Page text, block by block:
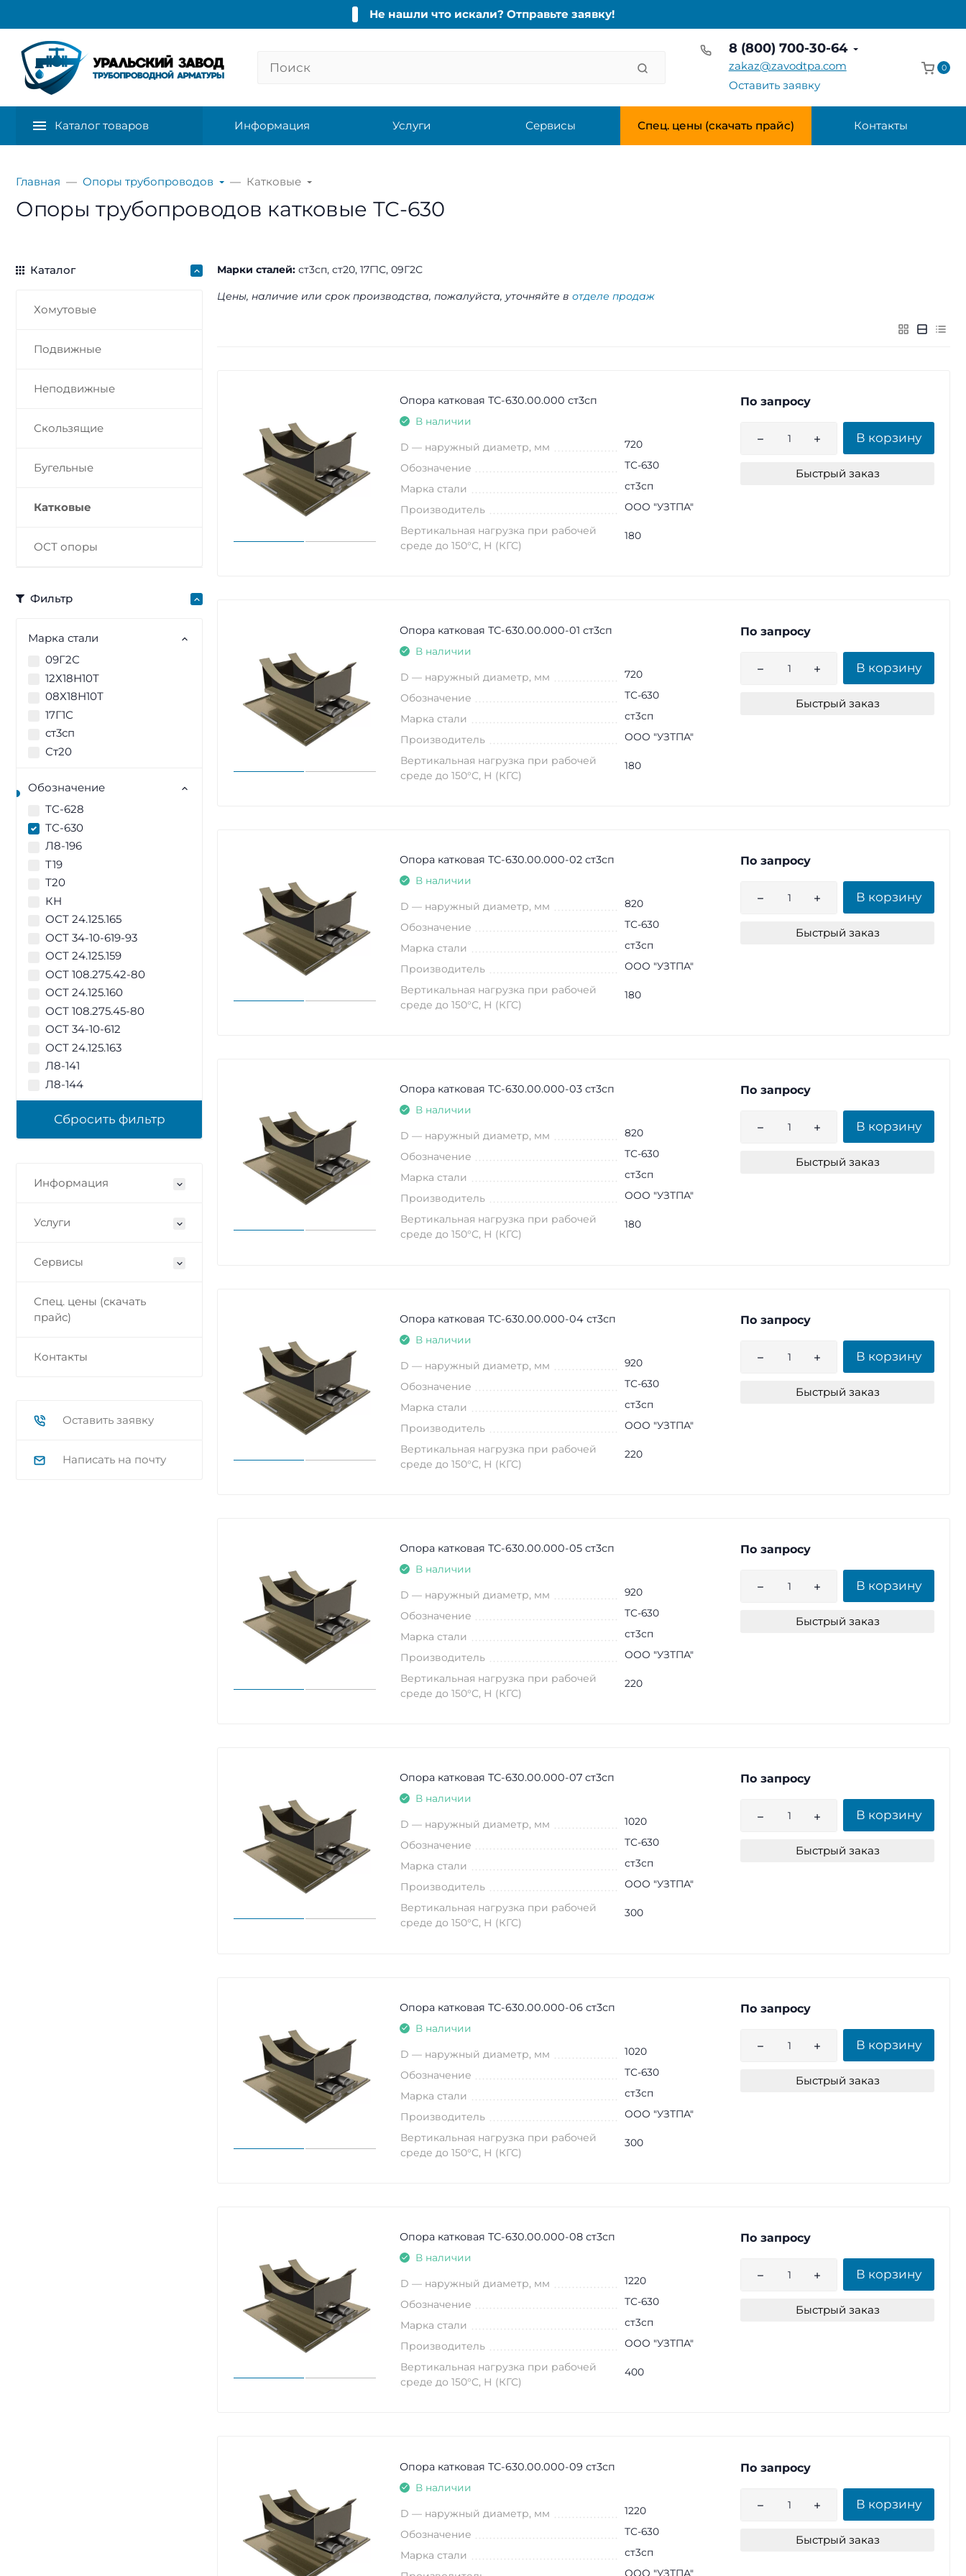
Не нашли что искали? Отправьте заявку!
8 (800) 700-30-64
zakaz@zavodtpa.com
Оставить заявку
0
Каталог товаров Информация Услуги Сервисы Спец. цены (скачать прайс) Контакты
Главная Опоры трубопроводов Катковые
Опоры трубопроводов катковые ТС-630
Каталог
Хомутовые
Подвижные
Неподвижные
Скользящие
Бугельные
Катковые
ОСТ опоры
Фильтр
Марка стали
09Г2С
12Х18Н10Т
08Х18Н10Т
17Г1С
ст3сп
Ст20
Обозначение
ТС-628
ТС-630
Л8-196
Т19
Т20
КН
ОСТ 24.125.165
ОСТ 34-10-619-93
ОСТ 24.125.159
ОСТ 108.275.42-80
ОСТ 24.125.160
ОСТ 108.275.45-80
ОСТ 34-10-612
ОСТ 24.125.163
Л8-141
Л8-144
Информация
Услуги
Сервисы
Спец. цены (скачать
прайс)
Контакты
Оставить заявку
Написать на почту
Марки сталей: ст3сп, ст20, 17Г1С, 09Г2С
Цены, наличие или срок производства, пожалуйста, уточняйте в отделе продаж
Опора катковая ТС-630.00.000 ст3сп
В наличии
D — наружный диаметр, мм 720
Обозначение ТС-630
Марка стали ст3сп
Производитель ООО "УЗТПА"
Вертикальная нагрузка при рабочей
среде до 150°C, Н (КГС)
180
По запросу
В корзину
Быстрый заказ
Опора катковая ТС-630.00.000-01 ст3сп
В наличии
D — наружный диаметр, мм 720
Обозначение ТС-630
Марка стали ст3сп
Производитель ООО "УЗТПА"
Вертикальная нагрузка при рабочей
среде до 150°C, Н (КГС)
180
По запросу
В корзину
Быстрый заказ
Опора катковая ТС-630.00.000-02 ст3сп
В наличии
D — наружный диаметр, мм 820
Обозначение ТС-630
Марка стали ст3сп
Производитель ООО "УЗТПА"
Вертикальная нагрузка при рабочей
среде до 150°C, Н (КГС)
180
По запросу
В корзину
Быстрый заказ
Опора катковая ТС-630.00.000-03 ст3сп
В наличии
D — наружный диаметр, мм 820
Обозначение ТС-630
Марка стали ст3сп
Производитель ООО "УЗТПА"
Вертикальная нагрузка при рабочей
среде до 150°C, Н (КГС)
180
По запросу
В корзину
Быстрый заказ
Опора катковая ТС-630.00.000-04 ст3сп
В наличии
D — наружный диаметр, мм 920
Обозначение ТС-630
Марка стали ст3сп
Производитель ООО "УЗТПА"
Вертикальная нагрузка при рабочей
среде до 150°C, Н (КГС)
220
По запросу
В корзину
Быстрый заказ
Опора катковая ТС-630.00.000-05 ст3сп
В наличии
D — наружный диаметр, мм 920
Обозначение ТС-630
Марка стали ст3сп
Производитель ООО "УЗТПА"
Вертикальная нагрузка при рабочей
среде до 150°C, Н (КГС)
220
По запросу
В корзину
Быстрый заказ
Опора катковая ТС-630.00.000-07 ст3сп
В наличии
D — наружный диаметр, мм 1020
Обозначение ТС-630
Марка стали ст3сп
Производитель ООО "УЗТПА"
Вертикальная нагрузка при рабочей
среде до 150°C, Н (КГС)
300
По запросу
В корзину
Быстрый заказ
Опора катковая ТС-630.00.000-06 ст3сп
В наличии
D — наружный диаметр, мм 1020
Обозначение ТС-630
Марка стали ст3сп
Производитель ООО "УЗТПА"
Вертикальная нагрузка при рабочей
среде до 150°C, Н (КГС)
300
По запросу
В корзину
Быстрый заказ
Опора катковая ТС-630.00.000-08 ст3сп
В наличии
D — наружный диаметр, мм 1220
Обозначение ТС-630
Марка стали ст3сп
Производитель ООО "УЗТПА"
Вертикальная нагрузка при рабочей
среде до 150°C, Н (КГС)
400
По запросу
В корзину
Быстрый заказ
Опора катковая ТС-630.00.000-09 ст3сп
В наличии
D — наружный диаметр, мм 1220
Обозначение ТС-630
Марка стали ст3сп
ООО "УЗТПА"
По запросу
В корзину
Быстрый заказ